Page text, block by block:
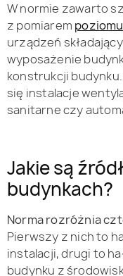
W normie zawarto
z pomiarem
urządzeń
wyposażenie
konstrukcji budynku.
się instalacje
sanitarne czy
Jakie są
budynkach?
Norma rozróżnia
Pierwszy z nich to
instalacji, drugi to
budynku z